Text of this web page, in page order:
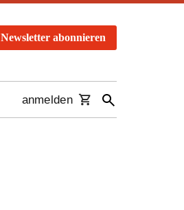
Newsletter abonnieren
anmelden